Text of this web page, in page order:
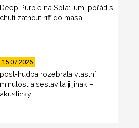
Deep Purple na Splat! umí pořád s
chutí zatnout riff do masa
15.07.2026
post-hudba rozebrala vlastní
minulost a sestavila ji jinak –
akusticky